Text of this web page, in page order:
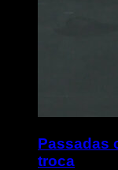
Passadas
troca